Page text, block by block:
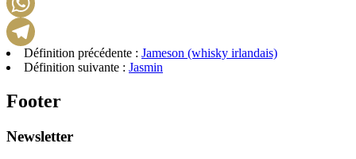
Telegram
Définition précédente : Jameson (whisky irlandais)
Définition suivante : Jasmin
Footer
Newsletter